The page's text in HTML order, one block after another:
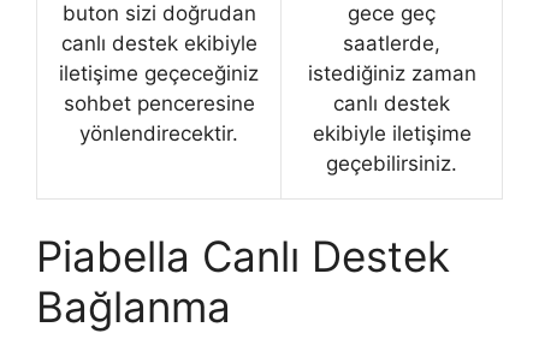
buton sizi doğrudan
canlı destek ekibiyle
iletişime geçeceğiniz
sohbet penceresine
yönlendirecektir.
gece geç
saatlerde,
istediğiniz zaman
canlı destek
ekibiyle iletişime
geçebilirsiniz.
Piabella Canlı Destek
Bağlanma